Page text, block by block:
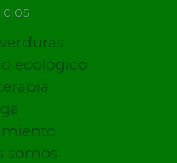
ecológico
somos